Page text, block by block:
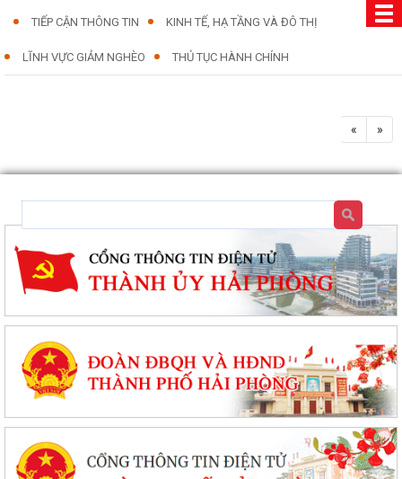
TIẾP CẬN THÔNG TIN KINH TẾ, HẠ TẦNG VÀ ĐÔ THỊ
LĨNH VỰC GIẢM NGHÈO THỦ TỤC HÀNH CHÍNH
« »